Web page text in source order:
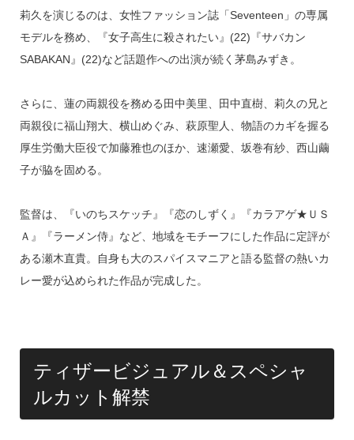
莉久を演じるのは、女性ファッション誌「Seventeen」の専属
モデルを務め、『女子高生に殺されたい』(22)『サバカン
SABAKAN』(22)など話題作への出演が続く茅島みずき。
さらに、蓮の両親役を務める田中美里、田中直樹、莉久の兄と
両親役に福山翔大、横山めぐみ、萩原聖人、物語のカギを握る
厚生労働大臣役で加藤雅也のほか、速瀬愛、坂巻有紗、西山繭
子が脇を固める。
監督は、『いのちスケッチ』『恋のしずく』『カラアゲ★ＵＳ
Ａ』『ラーメン侍』など、地域をモチーフにした作品に定評が
ある瀬木直貴。自身も大のスパイスマニアと語る監督の熱いカ
レー愛が込められた作品が完成した。
ティザービジュアル＆スペシャ
ルカット解禁